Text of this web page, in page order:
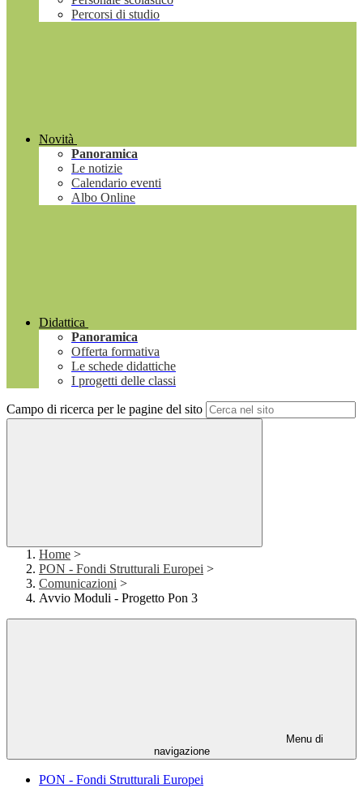
Percorsi di studio
Novità
Panoramica
Le notizie
Calendario eventi
Albo Online
Didattica
Panoramica
Offerta formativa
Le schede didattiche
I progetti delle classi
Campo di ricerca per le pagine del sito
Home >
PON - Fondi Strutturali Europei >
Comunicazioni >
Avvio Moduli - Progetto Pon 3
Menu di
navigazione
PON - Fondi Strutturali Europei